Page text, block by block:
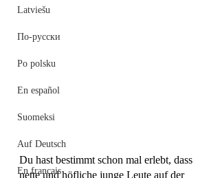
Latviešu
По-русски
Po polsku
En español
Suomeksi
Auf Deutsch
En français
Du hast bestimmt schon mal erlebt, dass